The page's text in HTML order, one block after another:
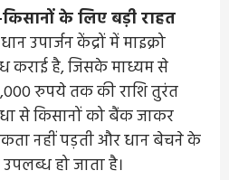
के लिए बड़ी राहत
उपार्जन केंद्रों में माइक्रो
कराई है, जिसके माध्यम से
रुपये तक की राशि तुरंत
से किसानों को बैंक जाकर
नहीं पड़ती और धान बेचने के
हो जाता है।